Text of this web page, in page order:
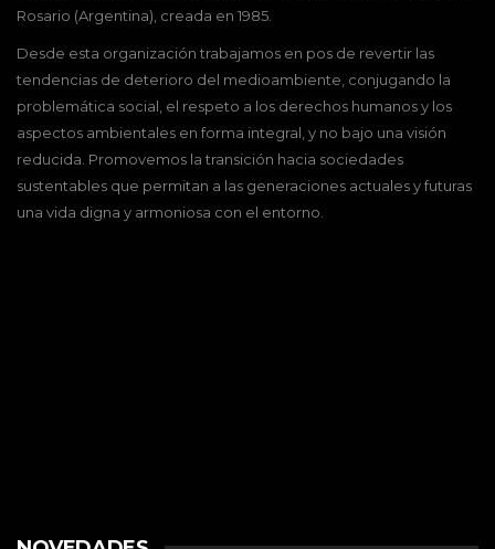
Rosario (Argentina), creada en 1985.
Desde esta organización trabajamos en pos de revertir las
tendencias de deterioro del medioambiente, conjugando la
problemática social, el respeto a los derechos humanos y los
aspectos ambientales en forma integral, y no bajo una visión
reducida. Promovemos la transición hacia sociedades
sustentables que permitan a las generaciones actuales y futuras
una vida digna y armoniosa con el entorno.